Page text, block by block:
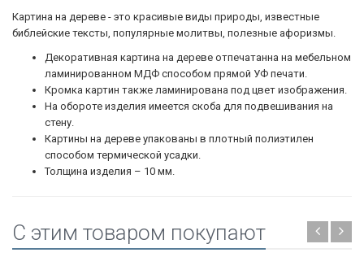
Картина на дереве - это красивые виды природы, известные
библейские тексты, популярные молитвы, полезные афоризмы.
Декоративная картина на дереве отпечатанна на мебельном
ламинированном МДФ способом прямой УФ печати.
Кромка картин также ламинирована под цвет изображения.
На обороте изделия имеется скоба для подвешивания на
стену.
Картины на дереве упакованы в плотный полиэтилен
способом термической усадки.
Толщина изделия – 10 мм.
C этим товаром покупают